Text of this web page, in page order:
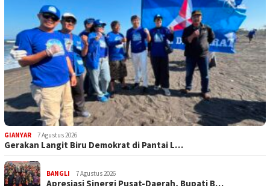
GIANYAR 7 Agustus 2026
Gerakan Langit Biru Demokrat di Pantai L…
BANGLI 7 Agustus 2026
Apresiasi Sinergi Pusat-Daerah, Bupati B…